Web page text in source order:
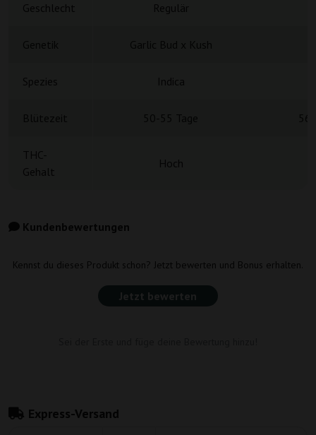
Geschlecht Regulär
Spezies Indica
THC-
Gehalt
Hoch
Kundenbewertungen
Kennst du dieses Produkt schon? Jetzt bewerten und Bonus erhalten.
Jetzt bewerten
Express-Versand